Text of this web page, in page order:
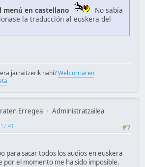
menú en castellano
No sabía
la traducción al euskera del
jarraitzerik nahi?Web orriaren
Erregea
Administratzailea
#7
para sacar todos los audios en euskera
por el momento me ha sido imposible.